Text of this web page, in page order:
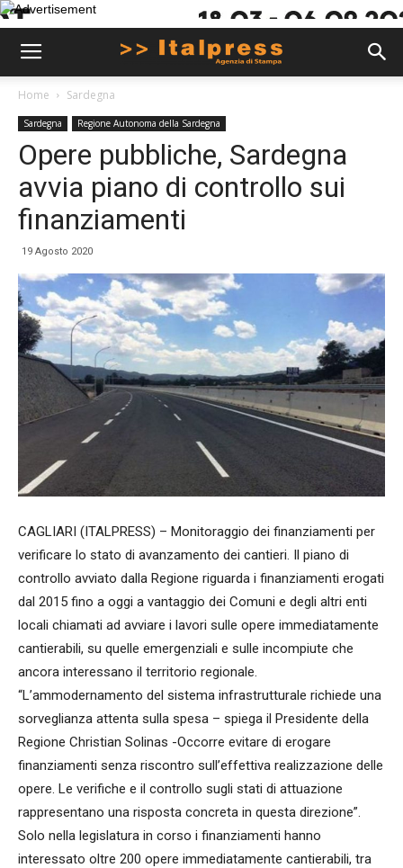
Home Sardegna
Sardegna Regione Autonoma della Sardegna
Opere pubbliche, Sardegna
avvia piano di controllo sui
finanziamenti
19 Agosto 2020
CAGLIARI (ITALPRESS) – Monitoraggio dei finanziamenti per
verificare lo stato di avanzamento dei cantieri. Il piano di
controllo avviato dalla Regione riguarda i finanziamenti erogati
dal 2015 fino a oggi a vantaggio dei Comuni e degli altri enti
locali chiamati ad avviare i lavori sulle opere immediatamente
cantierabili, su quelle emergenziali e sulle incompiute che
ancora interessano il territorio regionale.
“L’ammodernamento del sistema infrastrutturale richiede una
sorveglianza attenta sulla spesa – spiega il Presidente della
Regione Christian Solinas -Occorre evitare di erogare
finanziamenti senza riscontro sull’effettiva realizzazione delle
opere. Le verifiche e il controllo sugli stati di attuazione
rappresentano una risposta concreta in questa direzione”.
Solo nella legislatura in corso i finanziamenti hanno
interessato oltre 200 opere immediatamente cantierabili, tra